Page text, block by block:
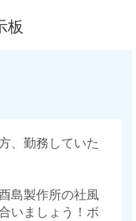
板
、勤務していた
島製作所の社風
いましょう！ボ